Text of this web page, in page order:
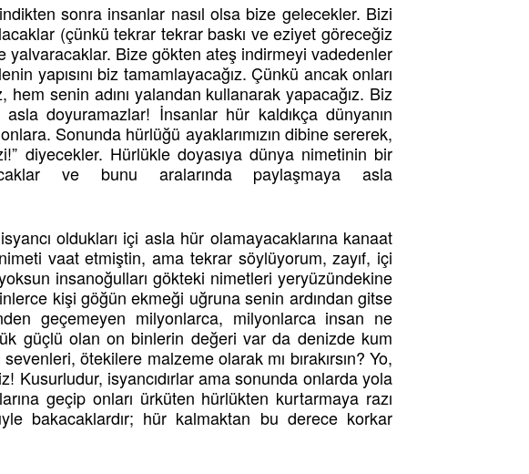
sonra insanlar nasıl olsa bize gelecekler. Bizi
(çünkü tekrar tekrar baskı ve eziyet göreceğiz
yalvaracaklar. Bize gökten ateş indirmeyi vadedenler
yapısını biz tamamlayacağız. Çünkü ancak onları
senin adını yalandan kullanarak yapacağız. Biz
doyuramazlar! İnsanlar hür kaldıkça dünyanın
Sonunda hürlüğü ayaklarımızın dibine sererek,
diyecekler. Hürlükle doyasıya dünya nimetinin bir
ve bunu aralarında paylaşmaya asla
oldukları içi asla hür olamayacaklarına kanaat
vaat etmiştin, ama tekrar söylüyorum, zayıf, içi
insanoğulları gökteki nimetleri yeryüzündekine
kişi göğün ekmeği uğruna senin ardından gitse
geçemeyen milyonlarca, milyonlarca insan ne
güçlü olan on binlerin değeri var da denizde kum
ötekilere malzeme olarak mı bırakırsın? Yo,
Kusurludur, isyancıdırlar ama sonunda onlarda yola
geçip onları ürküten hürlükten kurtarmaya razı
bakacaklardır; hür kalmaktan bu derece korkar